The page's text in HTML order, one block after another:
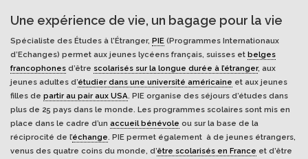
Une expérience de vie, un bagage pour la vie
Spécialiste des Études à l'Étranger, PIE (Programmes Internationaux
d’Echanges) permet aux jeunes lycéens français, suisses et belges
francophones d’être scolarisés sur la longue durée à l’étranger, aux
jeunes adultes d’étudier dans une université américaine et aux jeunes
filles de partir au pair aux USA. PIE organise des séjours d’études dans
plus de 25 pays dans le monde. Les programmes scolaires sont mis en
place dans le cadre d’un accueil bénévole ou sur la base de la
réciprocité de l’échange. PIE permet également à de jeunes étrangers,
venus des quatre coins du monde, d’être scolarisés en France et d’être